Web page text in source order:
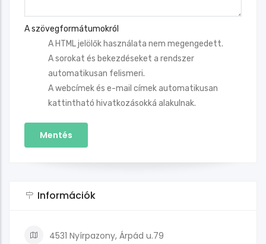
A szövegformátumokról
A HTML jelölők használata nem megengedett.
A sorokat és bekezdéseket a rendszer
automatikusan felismeri.
A webcímek és e-mail címek automatikusan
kattintható hivatkozásokká alakulnak.
Információk
4531 Nyírpazony, Árpád u.79